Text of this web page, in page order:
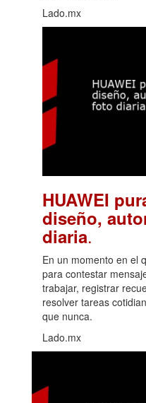
Lado.mx
HUAWEI
diseño,
diaria.
En un momento en el
para contestar
trabajar, registrar
resolver tareas
que nunca.
Lado.mx